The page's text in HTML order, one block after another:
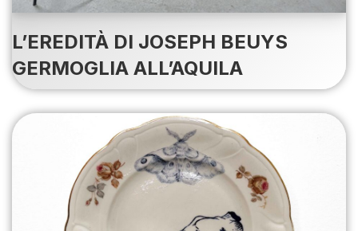
L’EREDITÀ DI JOSEPH BEUYS
GERMOGLIA ALL’AQUILA